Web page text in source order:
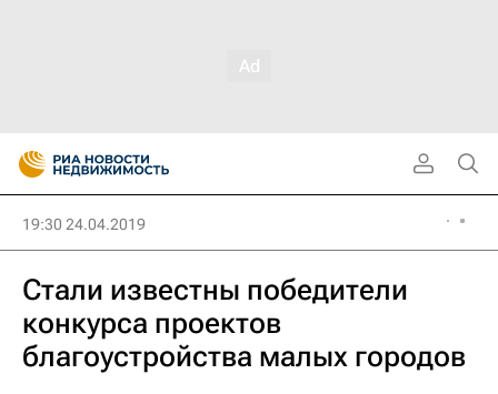
19:30 24.04.2019
Стали известны победители
конкурса проектов
благоустройства малых городов